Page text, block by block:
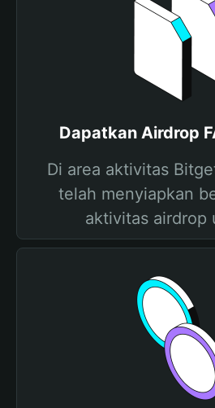
Dapatkan Airdrop
Di area aktivitas
telah menyiapkan
aktivitas airdrop